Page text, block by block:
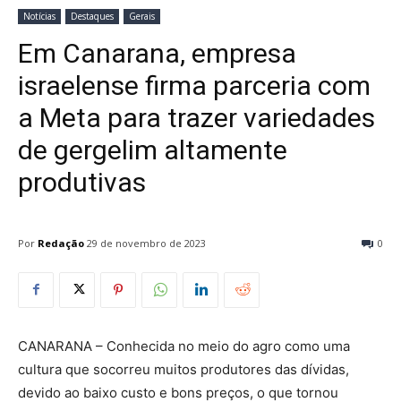
Notícias Destaques Gerais
Em Canarana, empresa
israelense firma parceria com
a Meta para trazer variedades
de gergelim altamente
produtivas
Por Redação 0
29 de novembro de 2023
CANARANA – Conhecida no meio do agro como uma
cultura que socorreu muitos produtores das dívidas,
devido ao baixo custo e bons preços, o que tornou